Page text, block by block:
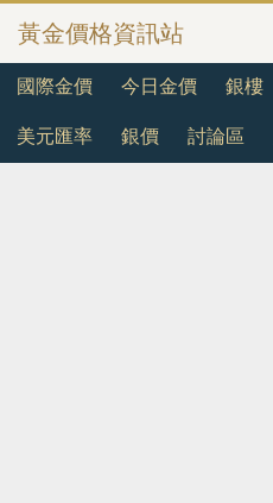
黃金價格資訊站
國際金價 今日金價 銀樓
美元匯率 銀價 討論區